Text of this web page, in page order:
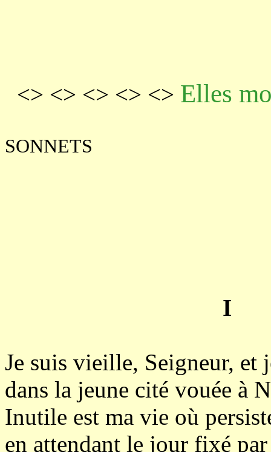
<> <> <> <> <> Elles
SONNETS
I
Je suis vieille, Seigneur, et
dans la jeune cité vouée à
Inutile est ma vie où
en attendant le jour fixé